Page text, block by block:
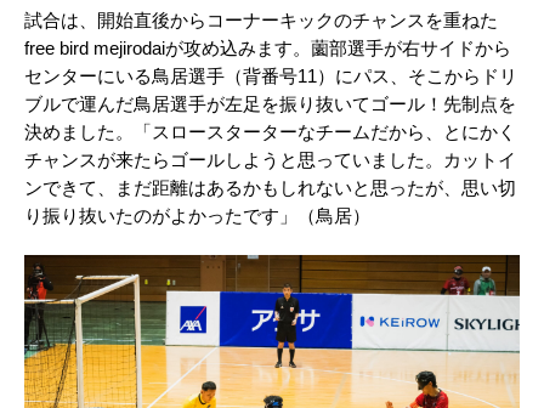
試合は、開始直後からコーナーキックのチャンスを重ねた
free bird mejirodaiが攻め込みます。薗部選手が右サイドから
センターにいる鳥居選手（背番号11）にパス、そこからドリ
ブルで運んだ鳥居選手が左足を振り抜いてゴール！先制点を
決めました。「スロースターターなチームだから、とにかく
チャンスが来たらゴールしようと思っていました。カットイ
ンできて、まだ距離はあるかもしれないと思ったが、思い切
り振り抜いたのがよかったです」（鳥居）